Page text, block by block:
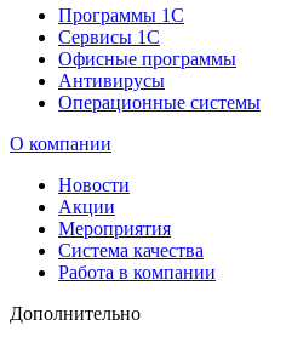
Программы 1С
Сервисы 1С
Офисные программы
Антивирусы
Операционные системы
О компании
Новости
Акции
Мероприятия
Система качества
Работа в компании
Дополнительно